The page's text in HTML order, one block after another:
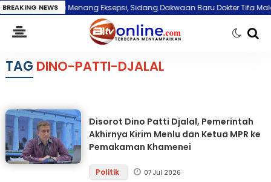
BREAKING NEWS
Baru Menang Eksepsi, Sidang Dakwaan Baru Dokter Tifa Malah
TAG DINO-PATTI-DJALAL
Disorot Dino Patti Djalal, Pemerintah
Akhirnya Kirim Menlu dan Ketua MPR ke
Pemakaman Khamenei
Politik 07 Jul 2026